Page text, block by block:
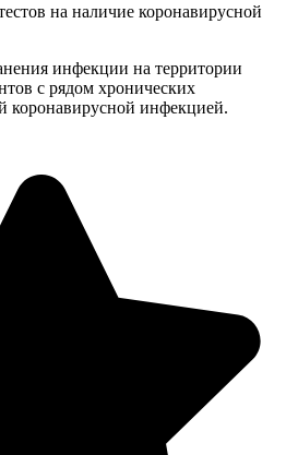
на наличие коронавирусной
инфекции на территории
с рядом хронических
коронавирусной инфекцией.